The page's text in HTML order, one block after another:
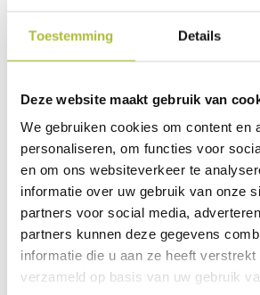
Toestemming Details
Deze website maakt gebruik van
We gebruiken cookies om content en
personaliseren, om functies voor
en om ons websiteverkeer te
informatie over uw gebruik van onze
partners voor social media,
partners kunnen deze gegevens
informatie die u aan ze heeft verstrekt
verzameld op basis van uw gebruik
info@kantenklaarhagen.nl
0344-228103
Specificaties
Merk